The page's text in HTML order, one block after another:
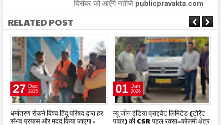
दिसंबर को आएँगे नतीजे publicpravakta.com
RELATED POST
27 Dec
2025
धर्मांतरण रोकने विश्व हिंदू परिषद द्वारा हर
संभव प्रयास और मदद किया जाएगा -
01 Jan
2026
न्यू जोन इंडिया प्राइवेट लिमिटेड (टोरेंट
पावर) की CSR पहल रक्सा–कोलमी क्षेत्र